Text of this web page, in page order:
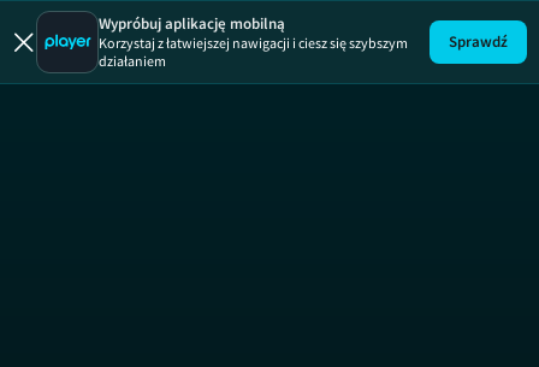
Kobieta
Wypróbuj aplikację mobilną
Korzystaj z łatwiejszej nawigacji i ciesz się szybszym
działaniem
Sprawdź